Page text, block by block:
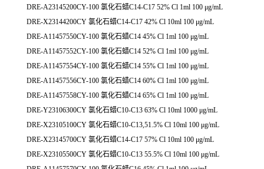
DRE-A23145200CY-100 氯化石蜡C14-C17 52% Cl 1ml 100 μg/mL
DRE-X23144200CY 氯化石蜡C14-C17 42% Cl 10ml 100 μg/mL
DRE-A11457550CY-100 氯化石蜡C14 45% Cl 1ml 100 μg/mL
DRE-A11457552CY-100 氯化石蜡C14 52% Cl 1ml 100 μg/mL
DRE-A11457554CY-100 氯化石蜡C14 55% Cl 1ml 100 μg/mL
DRE-A11457556CY-100 氯化石蜡C14 60% Cl 1ml 100 μg/mL
DRE-A11457558CY-100 氯化石蜡C14 65% Cl 1ml 100 μg/mL
DRE-Y23106300CY 氯化石蜡C10-C13 63% Cl 10ml 1000 μg/mL
DRE-X23105100CY 氯化石蜡C10-C13,51.5% Cl 10ml 100 μg/mL
DRE-X23145700CY 氯化石蜡C14-C17 57% Cl 10ml 100 μg/mL
DRE-X23105500CY 氯化石蜡C10-C13 55.5% Cl 10ml 100 μg/mL